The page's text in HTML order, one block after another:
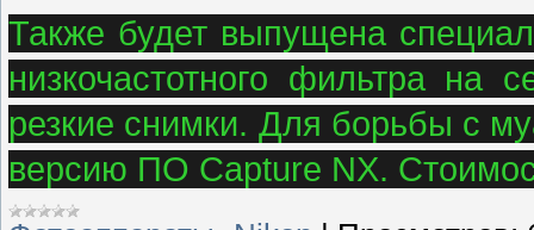
Также будет выпущена
низкочастотного фильтра на
резкие снимки. Для борьбы с
версию ПО Capture NX.